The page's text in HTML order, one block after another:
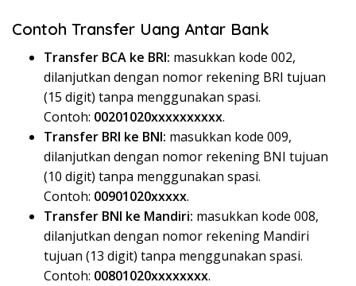
Contoh Transfer Uang Antar Bank
Transfer BCA ke BRI: masukkan kode 002,
dilanjutkan dengan nomor rekening BRI tujuan
(15 digit) tanpa menggunakan spasi.
Contoh: 00201020xxxxxxxxxx.
Transfer BRI ke BNI: masukkan kode 009,
dilanjutkan dengan nomor rekening BNI tujuan
(10 digit) tanpa menggunakan spasi.
Contoh: 00901020xxxxx.
Transfer BNI ke Mandiri: masukkan kode 008,
dilanjutkan dengan nomor rekening Mandiri
tujuan (13 digit) tanpa menggunakan spasi.
Contoh: 00801020xxxxxxxx.